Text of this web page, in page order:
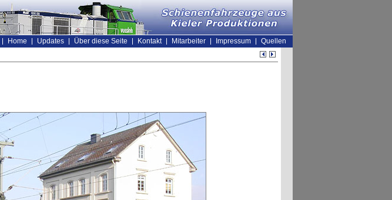
Home Updates Über diese Seite Kontakt Mitarbeiter Impressum
Quellen